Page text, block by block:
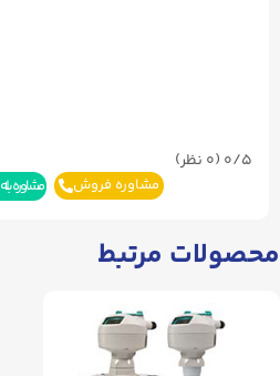
0/5 (۰ نظر)
مشاوره فروش مشاوره بله
محصولات مرتبط